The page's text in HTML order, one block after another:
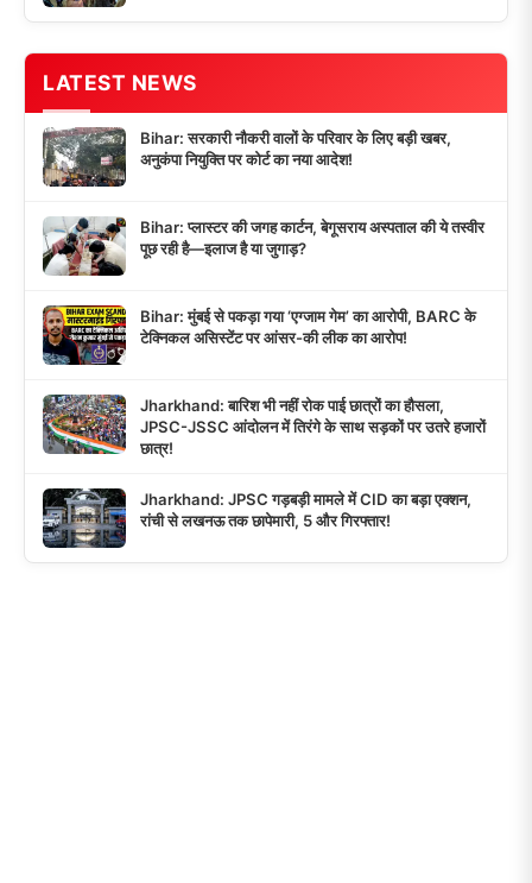
LATEST NEWS
Bihar: सरकारी नौकरी वालों के परिवार के लिए बड़ी खबर,
अनुकंपा नियुक्ति पर कोर्ट का नया आदेश!
Bihar: प्लास्टर की जगह कार्टन, बेगूसराय अस्पताल की ये तस्वीर
पूछ रही है—इलाज है या जुगाड़?
Bihar: मुंबई से पकड़ा गया ‘एग्जाम गेम’ का आरोपी, BARC के
टेक्निकल असिस्टेंट पर आंसर-की लीक का आरोप!
Jharkhand: बारिश भी नहीं रोक पाई छात्रों का हौसला,
JPSC-JSSC आंदोलन में तिरंगे के साथ सड़कों पर उतरे हजारों
छात्र!
Jharkhand: JPSC गड़बड़ी मामले में CID का बड़ा एक्शन,
रांची से लखनऊ तक छापेमारी, 5 और गिरफ्तार!